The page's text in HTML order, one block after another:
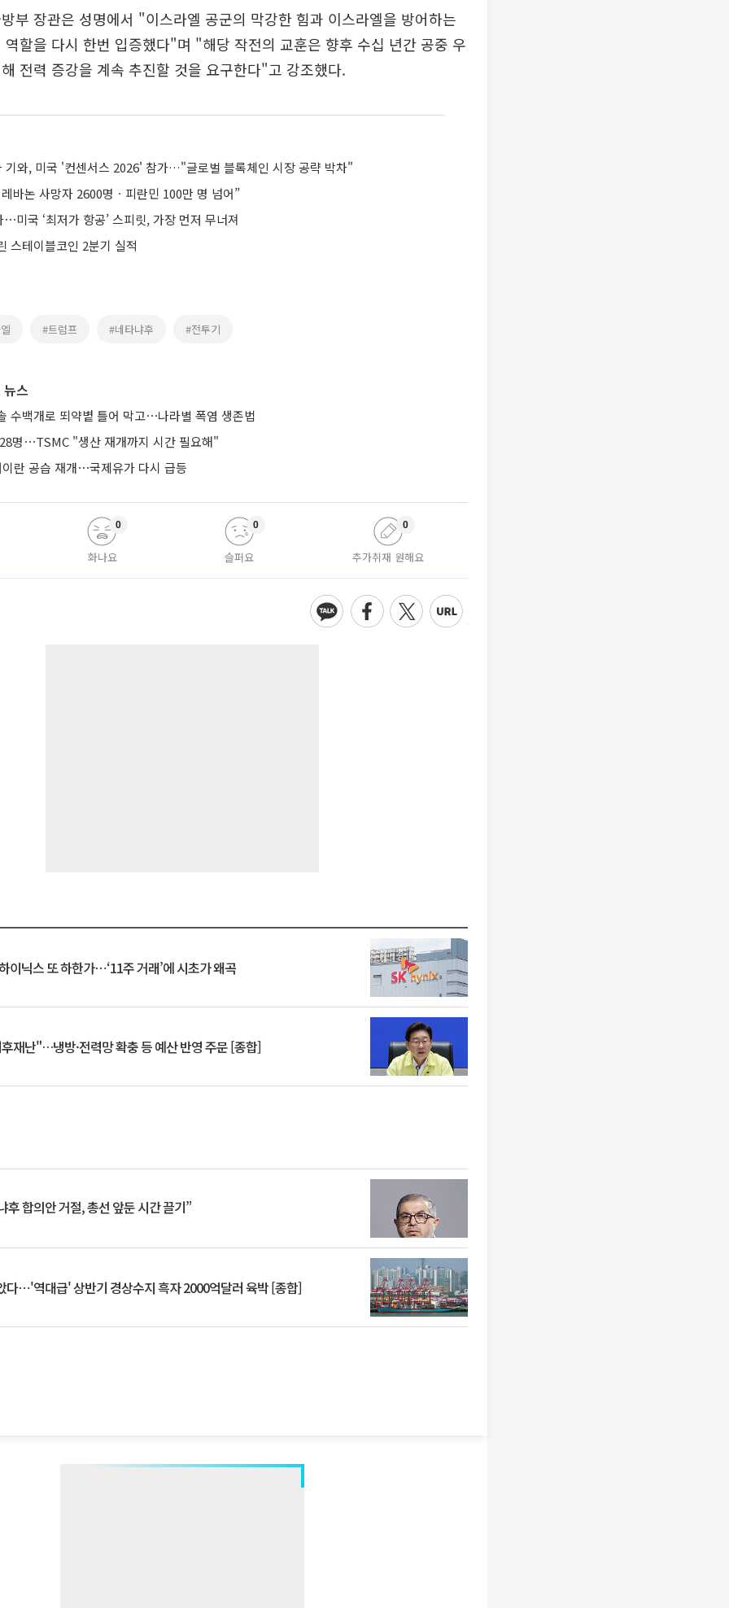
부 장관은 성명에서 "이스라엘 공군의 막강한 힘과 이스라엘을 방어하는
역할을 다시 한번 입증했다"며 "해당 작전의 교훈은 향후 수십 년간 공중 우
전력 증강을 계속 추진할 것을 요구한다"고 강조했다.
기와, 미국 '컨센서스 2026' 참가…"글로벌 블록체인 시장 공략 박차"
바논 사망자 2600명ㆍ피란민 100만 명 넘어”
미국 ‘최저가 항공’ 스피릿, 가장 먼저 무너져
스테이블코인 2분기 실적
#트럼프 #네타냐후 #전투기
스
수백개로 뙤약볕 틀어 막고⋯나라별 폭염 생존법
명⋯TSMC "생산 재개까지 시간 필요해"
란 공습 재개⋯국제유가 다시 급등
화나요
0
슬퍼요
0
추가취재 원해요
0
이닉스 또 하한가⋯‘11주 거래’에 시초가 왜곡
재난"…냉방·전력망 확충 등 예산 반영 주문 [종합]
후 합의안 거절, 총선 앞둔 시간 끌기”
다⋯'역대급' 상반기 경상수지 흑자 2000억달러 육박 [종합]